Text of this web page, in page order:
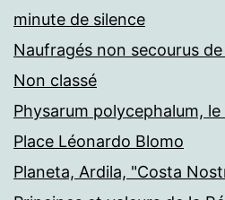
minute de silence
Naufragés non secourus
Non classé
Physarum polycephalum,
Place Léonardo Blomo
Planeta, Ardila, "Costa